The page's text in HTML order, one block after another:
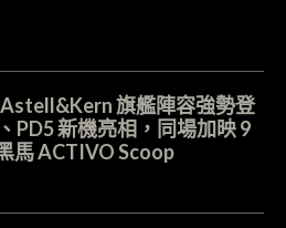
Astell&Kern 旗艦陣容強勢登
PD5 新機亮相，同場加映 9
馬 ACTIVO Scoop